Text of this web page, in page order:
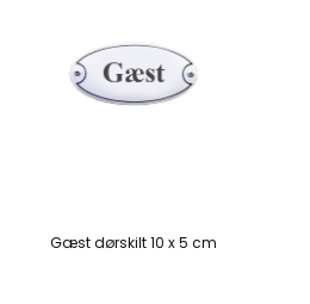
Gæst dørskilt 10 x 5 cm